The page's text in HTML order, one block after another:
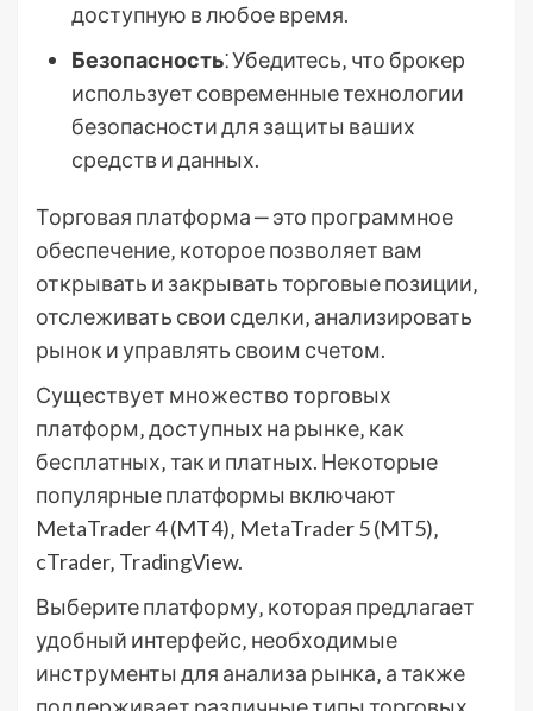
доступную в любое время.
Безопасность⁚ Убедитесь‚ что брокер
использует современные технологии
безопасности для защиты ваших
средств и данных.
Торговая платформа ‒ это программное
обеспечение‚ которое позволяет вам
открывать и закрывать торговые позиции‚
отслеживать свои сделки‚ анализировать
рынок и управлять своим счетом.
Существует множество торговых
платформ‚ доступных на рынке‚ как
бесплатных‚ так и платных. Некоторые
популярные платформы включают
MetaTrader 4 (MT4)‚ MetaTrader 5 (MT5)‚
cTrader‚ TradingView.
Выберите платформу‚ которая предлагает
удобный интерфейс‚ необходимые
инструменты для анализа рынка‚ а также